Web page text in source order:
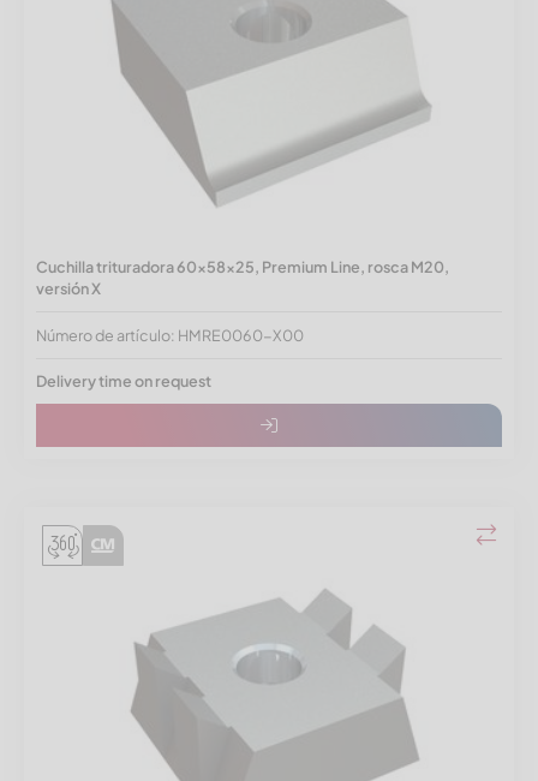
Cuchilla trituradora 60x58x25, Premium Line, rosca M20,
versión X
Número de artículo: HMRE0060-X00
Delivery time on request